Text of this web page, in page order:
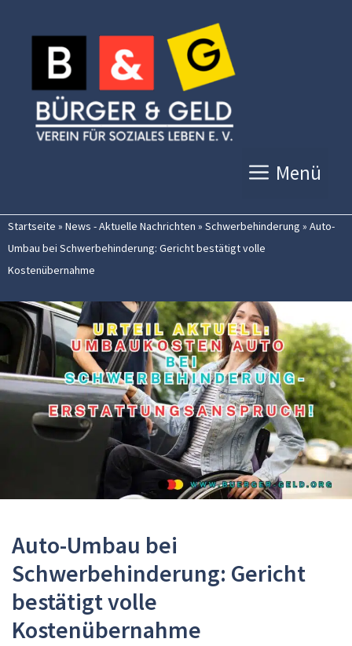
Inhalt
springen
Menü
Startseite » News - Aktuelle Nachrichten » Schwerbehinderung » Auto-
Umbau bei Schwerbehinderung: Gericht bestätigt volle
Kostenübernahme
Auto-Umbau bei
Schwerbehinderung: Gericht
bestätigt volle
Kostenübernahme